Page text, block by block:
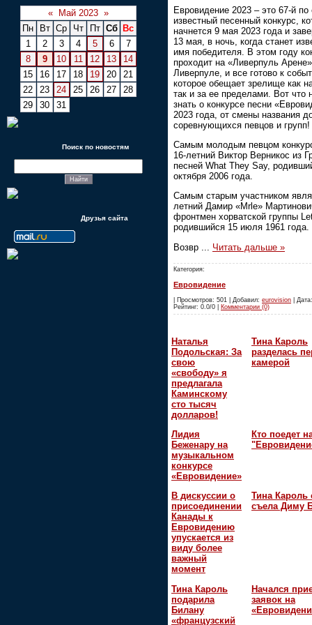
« Май 2023 »
Пн
Вт Ср Чт Пт Сб
Вс
1
2 3 4 5 6
7
8
9 10 11 12 13
14
15
16 17 18 19 20
21
22
23 24 25 26 27
28
29
30 31
Поиск по новостям
Друзья сайта
Евровидение 2023 – это 67-й по
известный песенный конкурс,
начнется 9 мая 2023 года и
13 мая, в ночь, когда станет
имя победителя. В этом году
проходит на «Ливерпуль
Ливерпуле, и все готово к
которое обещает зрелище как
так и за ее пределами. Вот что
знать о конкурсе песни
2023 года, от смены названия
соревнующихся певцов и групп!
Самым молодым певцом
16-летний Виктор Верникос из
песней What They Say,
октября 2006 года.
Самым старым участником
летний Дамир «Mrle»
фронтмен хорватской группы
родившийся 15 июля 1961 года.
Возвр
Читать дальше »
Категория:
Евровидение
| Просмотров: 501 | Добавил: eurovision |
Рейтинг: 0.0/0 | Комментарии (0)
Наталья
Подольская: За
свою
«свободу» я
предлагала
Каминскому
сто тысяч
долларов!
Тина Кароль
разделась
камерой
Лидия
Беженару на
музыкальном
конкурсе
«Евровидение»
Кто поедет
В дискуссии о
присоединении
Канады к
Евровидению
упускается из
виду более
важный
момент
Тина Кароль
съела Диму
Тина Кароль
подарила
Билану
«французский
Начался
заявок на